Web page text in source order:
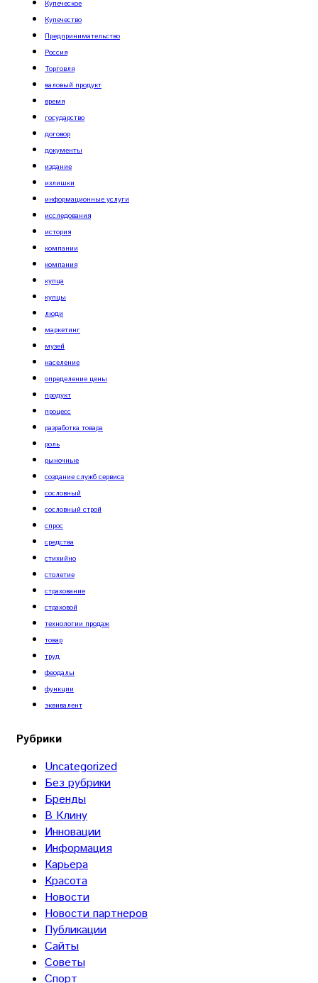
Купеческое
Купечество
Предпринимательство
Россия
Торговля
валовый продукт
время
государство
договор
документы
издание
излишки
информационные услуги
исследования
история
компании
компания
купца
купцы
люди
маркетинг
музей
население
определение цены
продукт
процесс
разработка товара
роль
рыночные
создание служб сервиса
сословный
сословный строй
спрос
средства
стихийно
столетие
страхование
страховой
технологии продаж
товар
труд
феодалы
функции
эквивалент
Рубрики
Uncategorized
Без рубрики
Бренды
В Клину
Инновации
Информация
Карьера
Красота
Новости
Новости партнеров
Публикации
Сайты
Советы
Спорт